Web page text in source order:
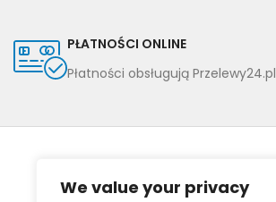
We value your privacy
PŁATNOŚCI ONLINE
Płatności obsługują Przelewy24.pl